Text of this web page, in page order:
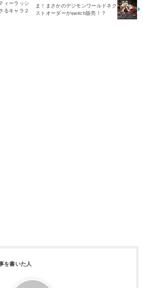
ィーラッシ
るキャラ２
ま！まさかのデジモンワールドネク
ストオーダーがswitch販売！？